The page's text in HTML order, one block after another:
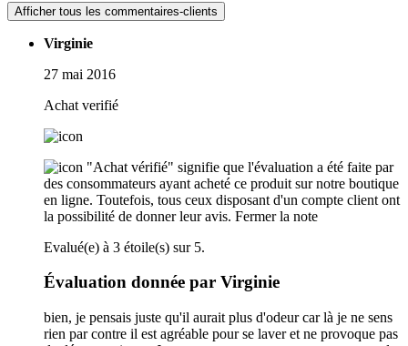
Afficher tous les commentaires-clients
Virginie
27 mai 2016
Achat verifié
"Achat vérifié" signifie que l'évaluation a été faite par
des consommateurs ayant acheté ce produit sur notre boutique
en ligne. Toutefois, tous ceux disposant d'un compte client ont
la possibilité de donner leur avis. Fermer la note
Evalué(e) à 3 étoile(s) sur 5.
Évaluation donnée par Virginie
bien, je pensais juste qu'il aurait plus d'odeur car là je ne sens
rien par contre il est agréable pour se laver et ne provoque pas